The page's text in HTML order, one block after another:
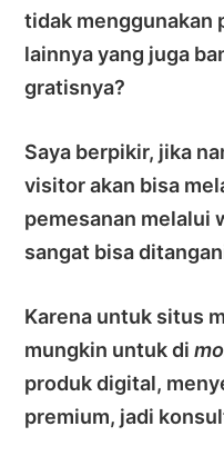
tidak menggunakan
lainnya yang juga
gratisnya?
Saya berpikir, jika
visitor akan bisa
pemesanan melalui
sangat bisa
Karena untuk situs
mungkin untuk di
produk digital,
premium, jadi